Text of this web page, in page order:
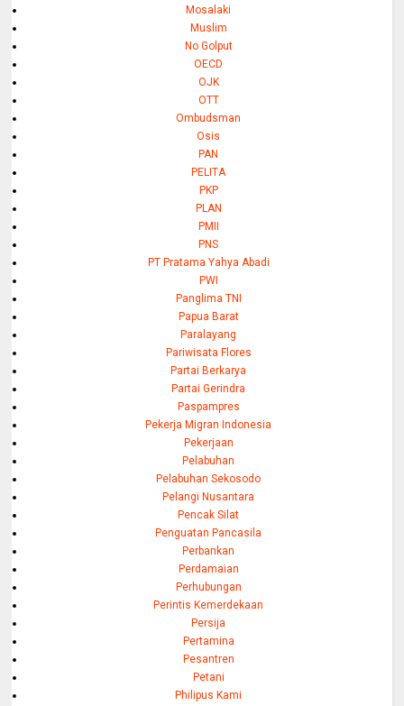
Mosalaki
Muslim
No Golput
OECD
OJK
OTT
Ombudsman
Osis
PAN
PELITA
PKP
PLAN
PMII
PNS
PT Pratama Yahya Abadi
PWI
Panglima TNI
Papua Barat
Paralayang
Pariwisata Flores
Partai Berkarya
Partai Gerindra
Paspampres
Pekerja Migran Indonesia
Pekerjaan
Pelabuhan
Pelabuhan Sekosodo
Pelangi Nusantara
Pencak Silat
Penguatan Pancasila
Perbankan
Perdamaian
Perhubungan
Perintis Kemerdekaan
Persija
Pertamina
Pesantren
Petani
Philipus Kami